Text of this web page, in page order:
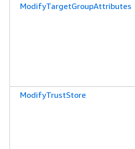
ModifyTargetGroupAttributes
ModifyTrustStore